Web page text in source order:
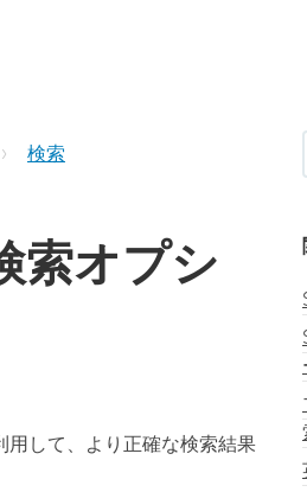
検索
索オプシ
して、より正確な検索結果